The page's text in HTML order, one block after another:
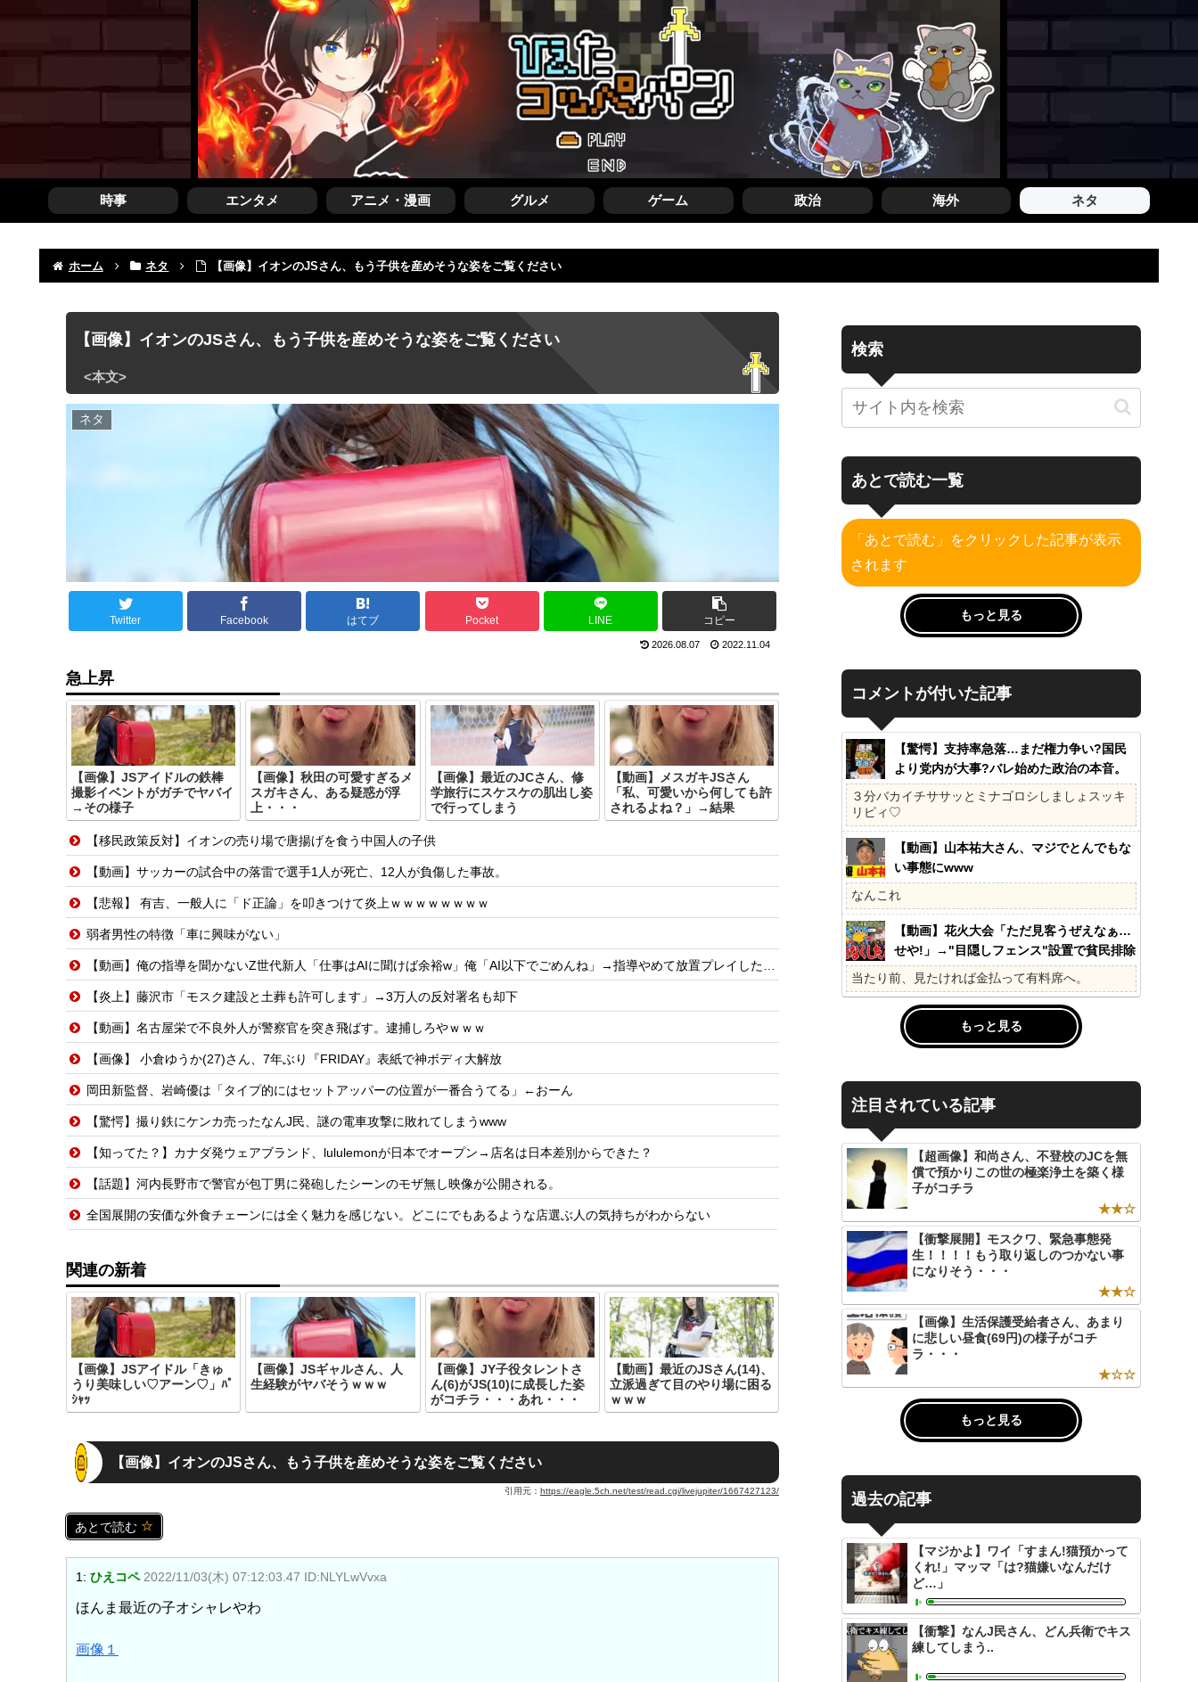
時事 エンタメ アニメ・漫画 グルメ ゲーム 政治 海外 ネタ
ホーム ネタ 【画像】イオンのJSさん、もう子供を産めそうな姿をご覧ください
【画像】イオンのJSさん、もう子供を産めそうな姿をご覧ください
ネタ
Twitter Facebook はてブ Pocket LINE コピー
2026.08.07 2022.11.04
急上昇
【画像】JSアイドルの鉄棒
撮影イベントがガチでヤバイ
→その様子
【画像】秋田の可愛すぎるメ
スガキさん、ある疑惑が浮
上・・・
【画像】最近のJCさん、修
学旅行にスケスケの肌出し姿
で行ってしまう
【動画】メスガキJSさん
「私、可愛いから何しても許
されるよね？」→結果
【移民政策反対】イオンの売り場で唐揚げを食う中国人の子供
【動画】サッカーの試合中の落雷で選手1人が死亡、12人が負傷した事故。
【悲報】 有吉、一般人に「ド正論」を叩きつけて炎上ｗｗｗｗｗｗｗｗ
弱者男性の特徴「車に興味がない」
【動画】俺の指導を聞かないZ世代新人「仕事はAIに聞けば余裕w」俺「AI以下でごめんね」→指導やめて放置プレイした結果w
【炎上】藤沢市「モスク建設と土葬も許可します」→3万人の反対署名も却下
【動画】名古屋栄で不良外人が警察官を突き飛ばす。逮捕しろやｗｗｗ
【画像】 小倉ゆうか(27)さん、7年ぶり『FRIDAY』表紙で神ボディ大解放
岡田新監督、岩崎優は「タイプ的にはセットアッパーの位置が一番合うてる」←おーん
【驚愕】撮り鉄にケンカ売ったなんJ民、謎の電車攻撃に敗れてしまうwww
【知ってた？】カナダ発ウェアブランド、lululemonが日本でオープン→店名は日本差別からできた？
【話題】河内長野市で警官が包丁男に発砲したシーンのモザ無し映像が公開される。
全国展開の安価な外食チェーンには全く魅力を感じない。どこにでもあるような店選ぶ人の気持ちがわからない
関連の新着
【画像】JSアイドル「きゅ
うり美味しい♡アーン♡」ﾊﾟ
ｼｬｯ
【画像】JSギャルさん、人
生経験がヤバそうｗｗｗ
【画像】JY子役タレントさ
ん(6)がJS(10)に成長した姿
がコチラ・・・あれ・・・
【動画】最近のJSさん(14)、
立派過ぎて目のやり場に困る
ｗｗｗ
【画像】イオンのJSさん、もう子供を産めそうな姿をご覧ください
引用元： https://eagle.5ch.net/test/read.cgi/livejupiter/1667427123/
あとで読む
1: ひえコペ 2022/11/03(木) 07:12:03.47 ID:NLYLwVvxa
ほんま最近の子オシャレやわ
画像１
検索
あとで読む一覧
「あとで読む」をクリックした記事が表示
されます
もっと見る
コメントが付いた記事
【驚愕】支持率急落…まだ権力争い?国民
より党内が大事?バレ始めた政治の本音。
41%の衝撃、その理由。選挙しか見てない
の?国民不在の政治が限界!
３分バカイチササッとミナゴロシしましょスッキ
リピィ♡
【動画】山本祐大さん、マジでとんでもな
い事態にwww
なんこれ
【動画】花火大会「ただ見客うぜえなぁ…
せや!」→"目隠しフェンス"設置で貧民排除
www
当たり前、見たければ金払って有料席へ。
もっと見る
注目されている記事
【超画像】和尚さん、不登校のJCを無
償で預かりこの世の極楽浄土を築く様
子がコチラ
★★☆
【衝撃展開】モスクワ、緊急事態発
生！！！！もう取り返しのつかない事
になりそう・・・
★★☆
【画像】生活保護受給者さん、あまり
に悲しい昼食(69円)の様子がコチ
ラ・・・
★☆☆
もっと見る
過去の記事
【マジかよ】ワイ「すまん!猫預かって
くれ!」マッマ「は?猫嫌いなんだけ
ど…」
【衝撃】なんJ民さん、どん兵衛でキス
練してしまう..